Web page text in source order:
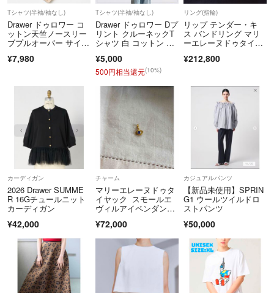
Tシャツ(半袖/袖なし)
Drawer ドゥロワー コ
ットン天竺ノースリー
ブプルオーバー サイズ
¥7,980
Tシャツ(半袖/袖なし)
Drawer ドゥロワー Dプ
リント クルーネックT
シャツ 白 コットン 日
¥5,000
500円相当還元(10%)
リング(指輪)
リップ テンダー・キ
ス バンドリング マリ
ーエレーヌドゥタイヤ
¥212,800
カーディガン
2026 Drawer SUMME
R 16Gチュールニット
カーディガン
¥42,000
チャーム
マリーエレーヌドゥタ
イヤック スモールエ
ヴィルアイペンダン
¥72,000
カジュアルパンツ
【新品未使用】SPRIN
G1 ウールツイルドロ
ストパンツ
¥50,000